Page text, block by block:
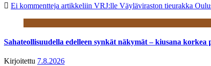
Ei kommentteja artikkeliin VRJ:lle Väyläviraston tieurakka
Sahateollisuudella edelleen synkät näkymät – kiusana
Kirjoitettu 7.8.2026